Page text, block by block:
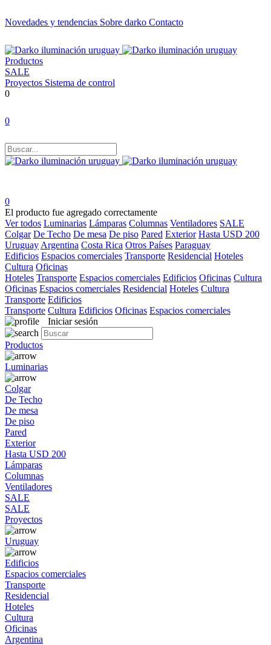
Novedades y tendencias Sobre darko Contacto
Productos
SALE
Proyectos Sistema de control
0
0
0
El producto fue agregado correctamente
Ver todos Luminarias Lámparas Columnas Ventiladores SALE
Colgar De Techo De mesa De piso Pared Exterior Hasta USD 200
Uruguay Argentina Costa Rica Otros Países Paraguay
Edificios Espacios comerciales Transporte Residencial Hoteles
Cultura Oficinas
Hoteles Transporte Espacios comerciales Edificios Oficinas Cultura
Oficinas Espacios comerciales Residencial Hoteles Cultura
Transporte Edificios
Transporte Cultura Edificios Oficinas Espacios comerciales
Iniciar sesión
Productos
Luminarias
Colgar
De Techo
De mesa
De piso
Pared
Exterior
Hasta USD 200
Lámparas
Columnas
Ventiladores
SALE
SALE
Proyectos
Uruguay
Edificios
Espacios comerciales
Transporte
Residencial
Hoteles
Cultura
Oficinas
Argentina